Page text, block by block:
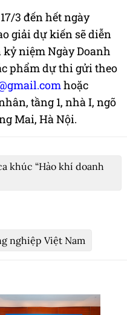
3 đến hết ngày
giải dự kiến sẽ diễn
kỷ niệm Ngày Doanh
phẩm dự thi gửi theo
hoặc
tầng 1, nhà I, ngõ
Mai, Hà Nội.
khúc “Hào khí doanh
nghiệp Việt Nam